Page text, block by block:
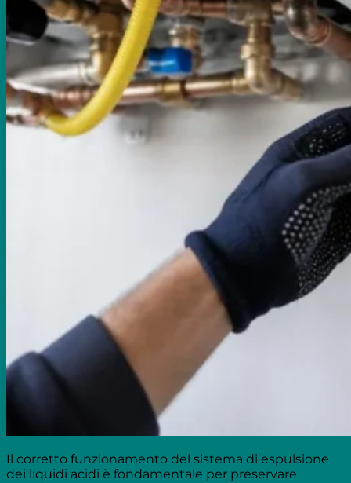
Il corretto funzionamento del sistema di espulsione
dei liquidi acidi è fondamentale per preservare